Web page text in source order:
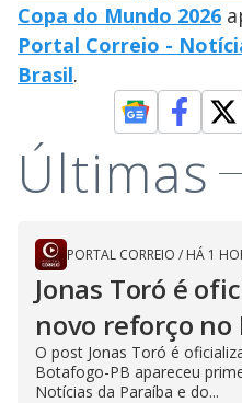
Copa do Mundo 2026
Portal Correio -
Brasil.
Últimas
PORTAL CORREIO / HÁ 1
Jonas Toró é
novo reforço no
O post Jonas Toró é
Botafogo-PB apareceu
Notícias da Paraíba e do...